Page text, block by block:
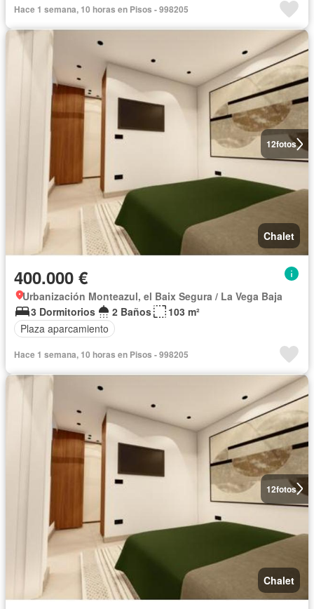
Hace 1 semana, 10 horas en Pisos - 998205
12fotos
Chalet
400.000 €
Urbanización Monteazul, el Baix Segura / La Vega Baja
3 Dormitorios
2 Baños
103 m²
Plaza aparcamiento
Hace 1 semana, 10 horas en Pisos - 998205
12fotos
Chalet